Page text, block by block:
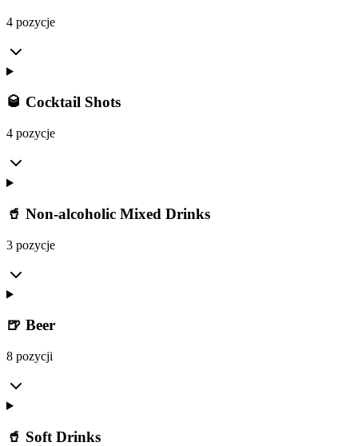
4 pozycje
🥃 Cocktail Shots
4 pozycje
🥤 Non-alcoholic Mixed Drinks
3 pozycje
🍺 Beer
8 pozycji
🥤 Soft Drinks